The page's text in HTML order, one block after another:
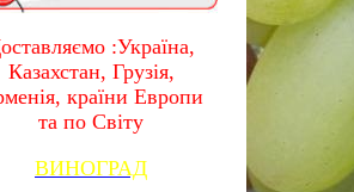
:Україна,
Казахстан, Грузія,
країни Европи
та по Світу
ВИНОГРАД